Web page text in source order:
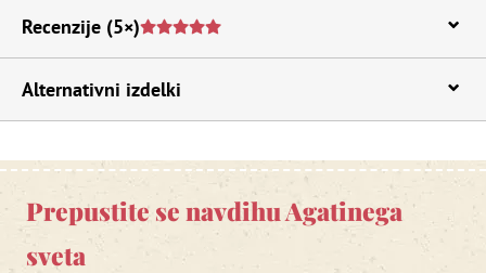
Recenzije (5×)
Alternativni izdelki
Prepustite se navdihu Agatinega
sveta